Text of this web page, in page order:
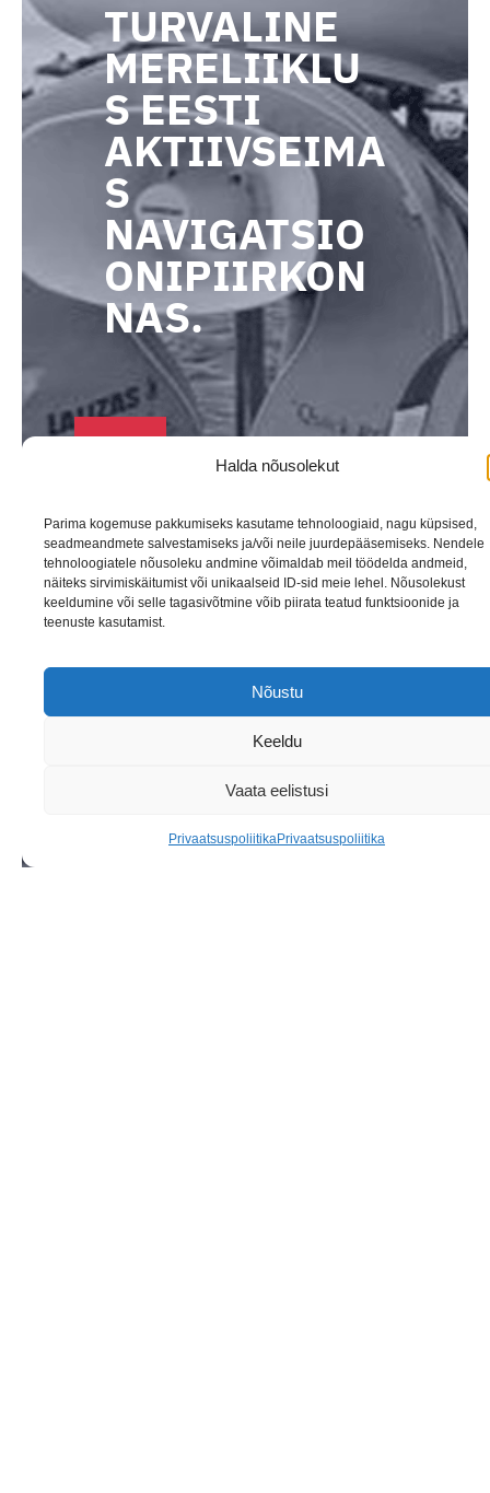
Halda nõusolekut
Parima kogemuse pakkumiseks kasutame tehnoloogiaid, nagu küpsised,
seadmeandmete salvestamiseks ja/või neile juurdepääsemiseks. Nendele
tehnoloogiatele nõusoleku andmine võimaldab meil töödelda andmeid,
näiteks sirvimiskäitumist või unikaalseid ID-sid meie lehel. Nõusolekust
keeldumine või selle tagasivõtmine võib piirata teatud funktsioonide ja
teenuste kasutamist.
Nõustu
Keeldu
Vaata eelistusi
PrivaatsuspoliitikaPrivaatsuspoliitika
TURVALINE
MERELIIKLU
S EESTI
AKTIIVSEIMA
S
NAVIGATSIO
ONIPIIRKON
NAS.
e
t
o
e
t
j
k
Jälgi meid ka Facebookis